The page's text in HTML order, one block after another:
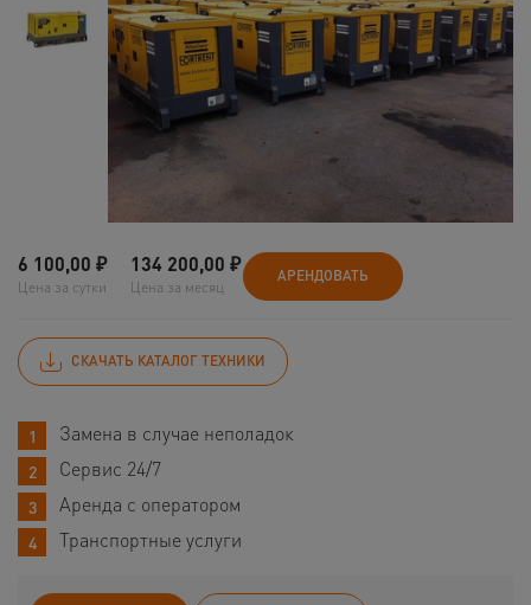
6 100,00 ₽
Цена за сутки
134 200,00 ₽
Цена за месяц
АРЕНДОВАТЬ
СКАЧАТЬ КАТАЛОГ ТЕХНИКИ
Замена в случае неполадок
Сервис 24/7
Аренда с оператором
Транспортные услуги